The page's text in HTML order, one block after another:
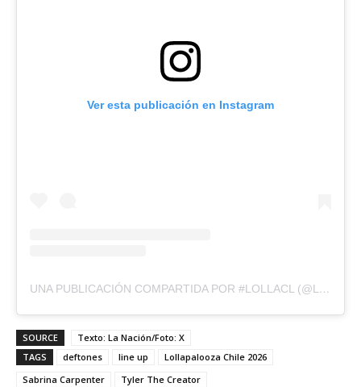
Ver esta publicación en Instagram
UNA PUBLICACIÓN COMPARTIDA POR #LOLLACL (@LOLLAPALOOZACL)
SOURCE
Texto: La Nación/Foto: X
TAGS
deftones line up
Lollapalooza Chile 2026
Sabrina Carpenter
Tyler The Creator